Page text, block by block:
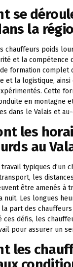
se
la
chauffeurs poids
et la compétence
formation complet
et la logistique,
Cette
en montagne
dans le Valais et
les
au
typiques d’un
les
être amenés à
nuit. Les longues
part des
ces défis, les
pour assurer un
les